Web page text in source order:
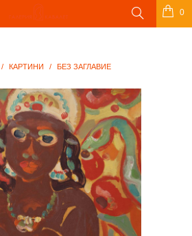
0
/ КАРТИНИ / БЕЗ ЗАГЛАВИЕ